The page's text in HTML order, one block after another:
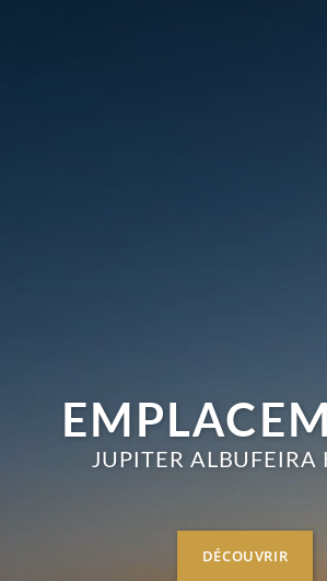
JUPITER ALBUFEIRA
DÉCOUVRIR